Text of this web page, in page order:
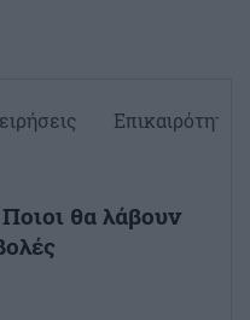
Επικαιρότητα
θα λάβουν